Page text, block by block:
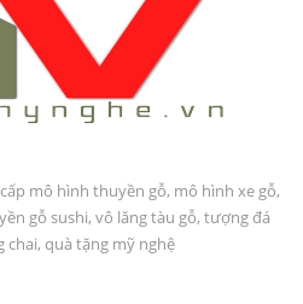
mô hình thuyền gỗ, mô hình xe gỗ,
gỗ sushi, vô lăng tàu gỗ, tượng đá
quà tặng mỹ nghệ